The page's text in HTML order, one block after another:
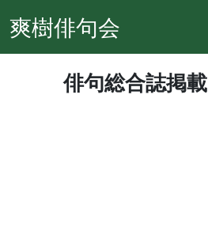
爽樹俳句会
俳句総合誌掲載